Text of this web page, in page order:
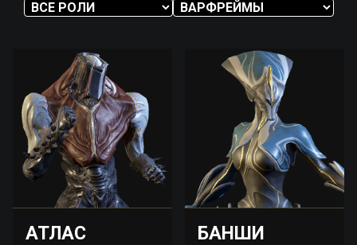
АТЛАС БАНШИ